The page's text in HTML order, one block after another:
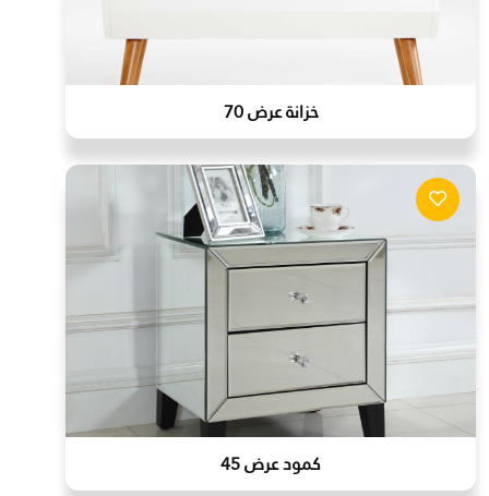
خزانة عرض 70
كمود عرض 45